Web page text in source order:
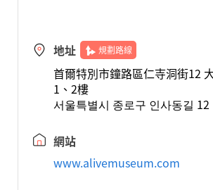
地址 規劃路線
首爾特別市鐘路區仁寺洞街12
1、2樓
서울특별시 종로구 인사동길 12
網站
www.alivemuseum.com